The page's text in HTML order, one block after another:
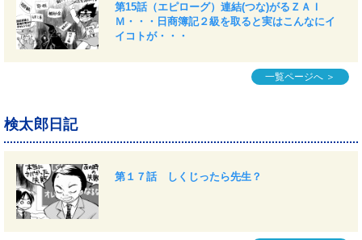
第15話（エピローグ）連結(つな)がるＺＡＩ
Ｍ・・・日商簿記２級を取ると実はこんなにイ
イコトが・・・
一覧ページへ ＞
検太郎日記
第１７話 しくじったら先生？